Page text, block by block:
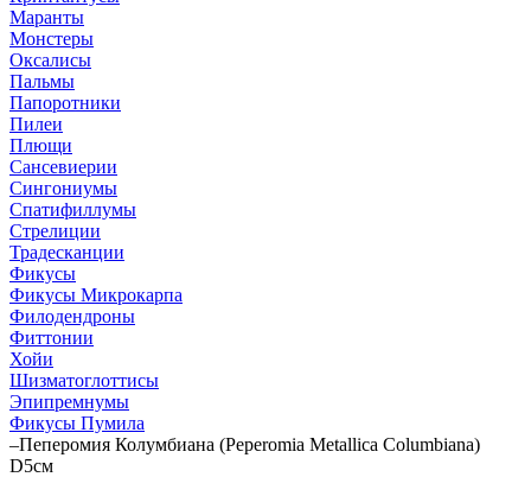
Маранты
Монстеры
Оксалисы
Пальмы
Папоротники
Пилеи
Плющи
Сансевиерии
Сингониумы
Спатифиллумы
Стрелиции
Традесканции
Фикусы
Фикусы Микрокарпа
Филодендроны
Фиттонии
Хойи
Шизматоглоттисы
Эпипремнумы
Фикусы Пумила
–Пеперомия Колумбиана (Peperomia Metallica Columbiana)
D5см